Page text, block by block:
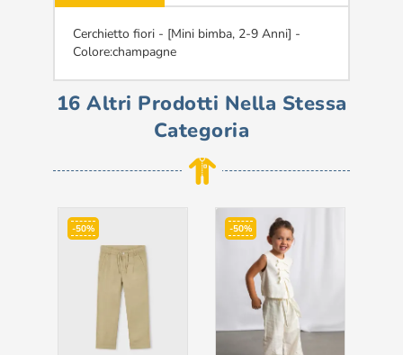
Cerchietto fiori - [Mini bimba, 2-9 Anni] -
Colore:champagne
16 Altri Prodotti Nella Stessa
Categoria
-50% -50%